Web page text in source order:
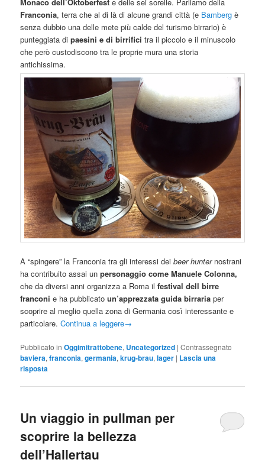
Franconia, terra che al di là di alcune grandi città (e Bamberg è
senza dubbio una delle mete più calde del turismo birrario) è
punteggiata dipaesini e di birrifici tra il piccolo e il minuscolo
che però custodiscono tra le proprie mura una storia
antichissima.
A “spingere” la Franconia tra gli interessi deibeer hunternostrani
ha contribuito assai unpersonaggio come Manuele Colonna,
che da diversi anni organizza a Roma ilfestival dell birre
franconi e ha pubblicatoun’apprezzata guida birraria per
scoprire al meglio quella zona di Germania così interessante e
particolare.Continua a leggere→
Pubblicato in Oggimitrattobene, Uncategorized |Contrassegnato
baviera,franconia,germania,krug-brau,lager | Lascia una
risposta
Un viaggio in pullman per
scoprire la bellezza
dell’Hallertau